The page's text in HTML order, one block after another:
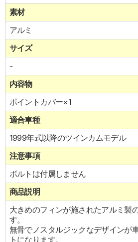
素材
アルミ
サイズ
-
内容物
ポイントカバー×1
適合車種
1999年式以降のツインカムモデル
注意事項
ボルトは付属しません
商品説明
大きめのフィンが施されたアルミ製
す。
無骨でノスタルジックなデザインが
トになります。